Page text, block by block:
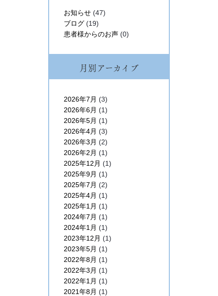
お知らせ (47)
ブログ (19)
患者様からのお声 (0)
月別アーカイブ
2026年7月 (3)
2026年6月 (1)
2026年5月 (1)
2026年4月 (3)
2026年3月 (2)
2026年2月 (1)
2025年12月 (1)
2025年9月 (1)
2025年7月 (2)
2025年4月 (1)
2025年1月 (1)
2024年7月 (1)
2024年1月 (1)
2023年12月 (1)
2023年5月 (1)
2022年8月 (1)
2022年3月 (1)
2022年1月 (1)
2021年8月 (1)